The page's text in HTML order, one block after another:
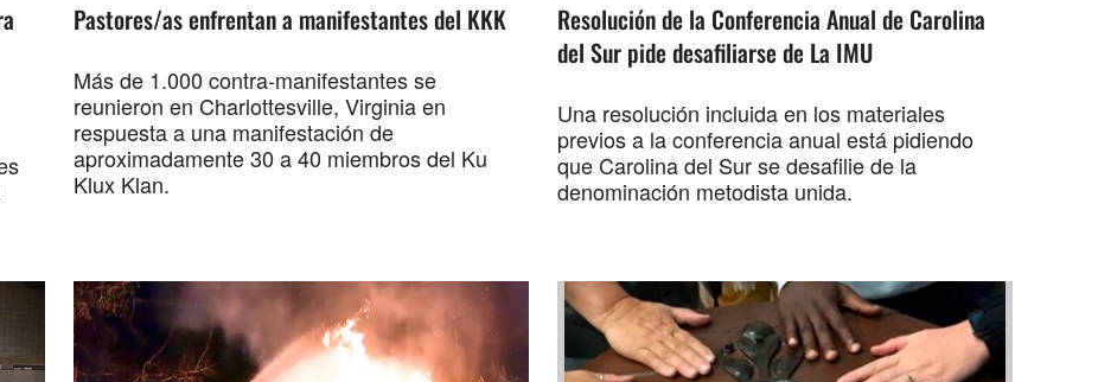
Pastores/as enfrentan a manifestantes del KKK
Más de 1.000 contra-manifestantes se
reunieron en Charlottesville, Virginia en
respuesta a una manifestación de
aproximadamente 30 a 40 miembros del Ku
Klux Klan.
Resolución de la Conferencia Anual de Carolina
del Sur pide desafiliarse de La IMU
Una resolución incluida en los materiales
previos a la conferencia anual está pidiendo
que Carolina del Sur se desafilie de la
denominación metodista unida.